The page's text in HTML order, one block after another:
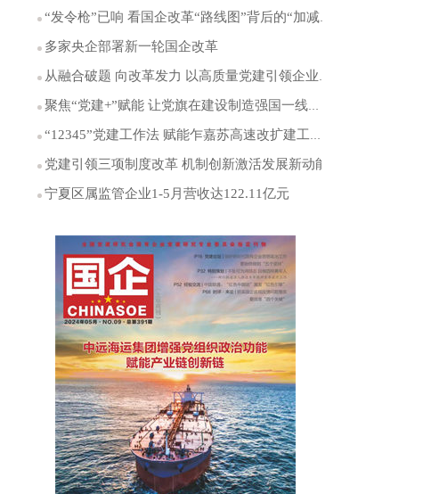
“发令枪”已响 看国企改革“路线图”背后的“加减法”
多家央企部署新一轮国企改革
从融合破题 向改革发力 以高质量党建引领企业高质量发
聚焦“党建+”赋能 让党旗在建设制造强国一线高高飘扬
“12345”党建工作法 赋能乍嘉苏高速改扩建工程提质增
党建引领三项制度改革 机制创新激活发展新动能
宁夏区属监管企业1-5月营收达122.11亿元